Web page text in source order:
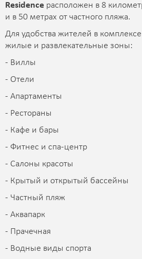
Residence расположен в 8
и в 50 метрах от частного пляжа.
Для удобства жителей в
жилые и развлекательные зоны:
- Виллы
- Отели
- Апартаменты
- Рестораны
- Кафе и бары
- Фитнес и спа-центр
- Салоны красоты
- Крытый и открытый бассейны
- Частный пляж
- Аквапарк
- Прачечная
- Водные виды спорта